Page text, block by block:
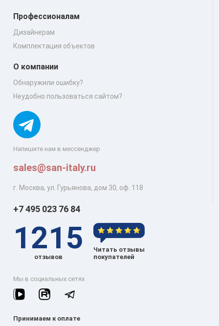
Напишите нам в мессенджер
sales@san-italy.ru
г. Москва, ул. Гурьянова, дом 30, оф. 118
Профессионалам
Дизайнерам
Комплектация объектов
О компании
Обнаружили ошибку?
Неудобно пользоваться сайтом?
+7 495 023 76 84
1215
отзывов
Читать отзывы
покупателей
Мы в социальных сетях
Принимаем к оплате